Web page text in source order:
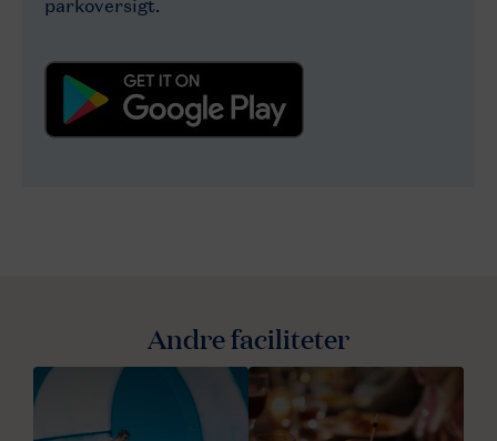
Andre faciliteter